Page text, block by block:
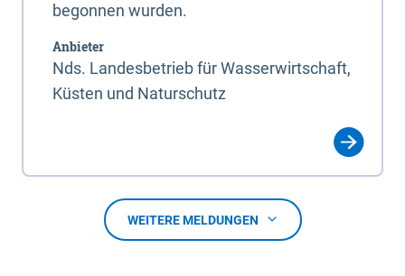
begonnen wurden.
Anbieter
Nds. Landesbetrieb für Wasserwirtschaft,
Küsten und Naturschutz
WEITERE MELDUNGEN